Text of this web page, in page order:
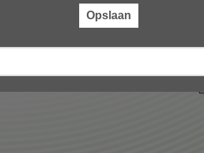
Opslaan
weegbree hoorn 26 sept omg-